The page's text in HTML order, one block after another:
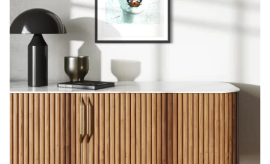
2007
účast na členské výstavě S.V.U. Mánes v galerii Diamant,
Praha
účast na výstavě Mánes Mánesu, výstava ke 120.výročí
založení spolku Mánes,
Praha, katalog – účast na výstavě v Drienbergenu,
Holandsko
účast na malířském sympoziu v Lounech, výstava v galerii
XXL
kaple u Semil
účast na výstavě Malíři Pojizeří 2007 , Muzeum a
Pojizerská galerie Semily